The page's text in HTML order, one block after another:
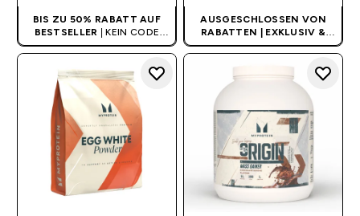
BIS ZU 50% RABATT AUF
BESTSELLER
| KEIN CODE
BENÖTIGT
AUSGESCHLOSSEN VON
RABATTEN | EXKLUSIV &
LIMITIERT